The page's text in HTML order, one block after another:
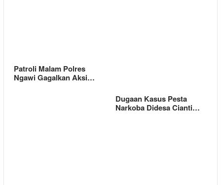
Patroli Malam Polres
Ngawi Gagalkan Aksi…
Dugaan Kasus Pesta
Narkoba Didesa Cianti…